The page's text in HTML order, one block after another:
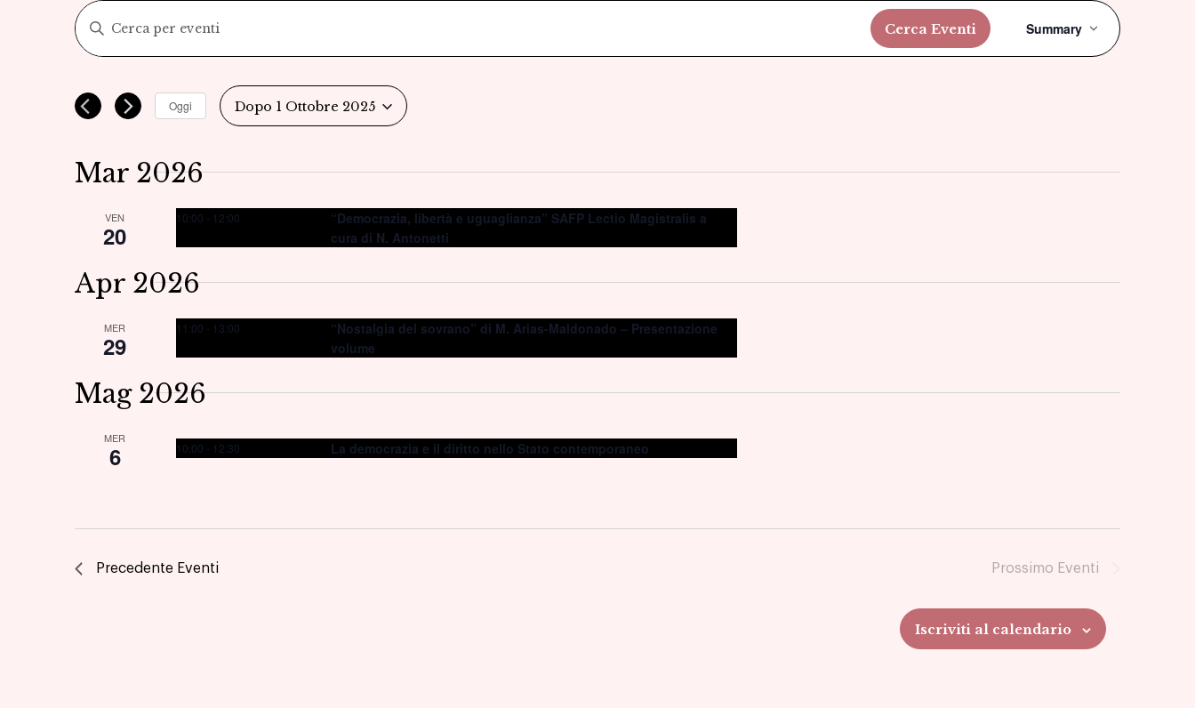
Eventi
Ricerca
e
Navigazione
Inserisci
Parola
Cerca
Eventi
Parola
Cerca Eventi
Evento
Viste
Summary
Oggi Dopo 1 Ottobre 2025
Mar 2026
VEN
20
10:00 - 12:00
“Democrazia, libertà e uguaglianza” SAFP Lectio Magistralis a
cura di N. Antonetti
Apr 2026
MER
29
11:00 - 13:00
“Nostalgia del sovrano” di M. Arias-Maldonado – Presentazione
volume
Mag 2026
MER
6 10:00 - 12:30 La democrazia e il diritto nello Stato contemporaneo
Precedente Eventi Prossimo Eventi
Iscriviti al calendario